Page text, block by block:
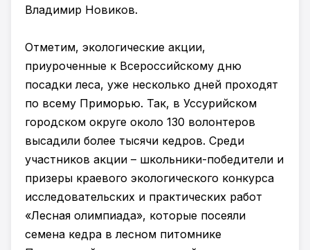
Владимир Новиков.
Отметим, экологические акции,
приуроченные к Всероссийскому дню
посадки леса, уже несколько дней проходят
по всему Приморью. Так, в Уссурийском
городском округе около 130 волонтеров
высадили более тысячи кедров. Среди
участников акции – школьники-победители и
призеры краевого экологического конкурса
исследовательских и практических работ
«Лесная олимпиада», которые посеяли
семена кедра в лесном питомнике